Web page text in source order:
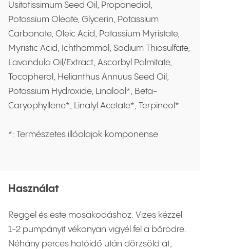
Usitatissimum Seed Oil, Propanediol,
Potassium Oleate, Glycerin, Potassium
Carbonate, Oleic Acid, Potassium Myristate,
Myristic Acid, Ichthammol, Sodium Thiosulfate,
Lavandula Oil/Extract, Ascorbyl Palmitate,
Tocopherol, Helianthus Annuus Seed Oil,
Potassium Hydroxide, Linalool*, Beta-
Caryophyllene*, Linalyl Acetate*, Terpineol*
*: Természetes illóolajok komponense
Használat
Reggel és este mosakodáshoz. Vizes kézzel
1-2 pumpányit vékonyan vigyél fel a bőrödre.
Néhány perces hatóidő után dörzsöld át,